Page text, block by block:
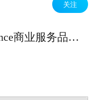
关注
德勤五年蝉联Brand Finance商业服务品牌榜首